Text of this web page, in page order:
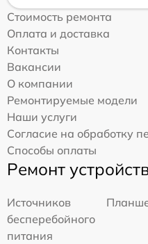
Стоимость ремонта
Оплата и доставка
Контакты
Вакансии
О компании
Ремонтируемые модели
Наши услуги
Согласие на обработку
Способы оплаты
Ремонт
Источников
бесперебойного
питания